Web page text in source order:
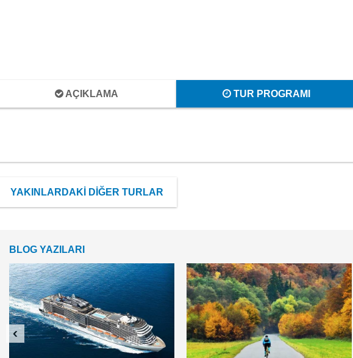
AÇIKLAMA TUR PROGRAMI
YAKINLARDAKİ DİĞER TURLAR
BLOG YAZILARI
‹